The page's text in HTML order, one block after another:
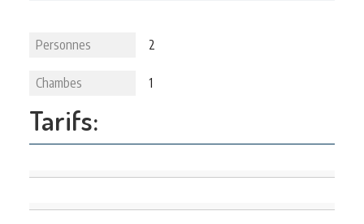
Personnes 2
Chambes 1
Tarifs: